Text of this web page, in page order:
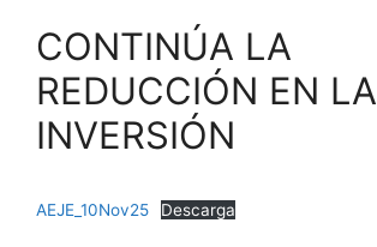
CONTINÚA LA
REDUCCIÓN EN LA
INVERSIÓN
AEJE_10Nov25 Descarga